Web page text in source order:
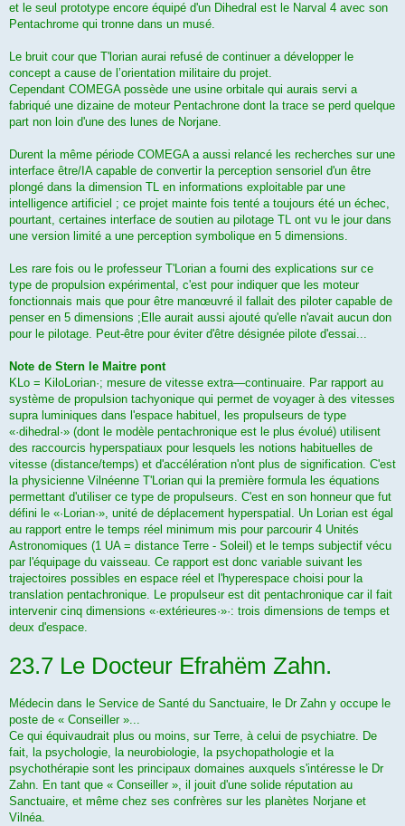
et le seul prototype encore équipé d'un Dihedral est le Narval 4 avec son
Pentachrome qui tronne dans un musé.
Le bruit cour que T'lorian aurai refusé de continuer a développer le
concept a cause de l’orientation militaire du projet.
Cependant COMEGA possède une usine orbitale qui aurais servi a
fabriqué une dizaine de moteur Pentachrone dont la trace se perd quelque
part non loin d'une des lunes de Norjane.
Durent la même période COMEGA a aussi relancé les recherches sur une
interface être/IA capable de convertir la perception sensoriel d'un être
plongé dans la dimension TL en informations exploitable par une
intelligence artificiel ; ce projet mainte fois tenté a toujours été un échec,
pourtant, certaines interface de soutien au pilotage TL ont vu le jour dans
une version limité a une perception symbolique en 5 dimensions.
Les rare fois ou le professeur T'Lorian a fourni des explications sur ce
type de propulsion expérimental, c'est pour indiquer que les moteur
fonctionnais mais que pour être manœuvré il fallait des piloter capable de
penser en 5 dimensions ;Elle aurait aussi ajouté qu'elle n'avait aucun don
pour le pilotage. Peut-être pour éviter d'être désignée pilote d'essai...
Note de Stern le Maitre pont
KLo = KiloLorian·; mesure de vitesse ex­tra—continuaire. Par rapport au
système de propulsion tachyonique qui permet de voyager à des vitesses
supra luminiques dans l'espace habituel, les propulseurs de type
«·dihedral·» (dont le modèle penta­chronique est le plus évolué) utilisent
des raccourcis hyperspatiaux pour lesquels les notions habituelles de
vitesse (dis­tance/temps) et d'accélération n'ont plus de signification. C'est
la physicienne Vilnéenne T'Lorian qui la première formula les équations
permettant d'utiliser ce type de propulseurs. C'est en son honneur que fut
défini le «·Lorian·», unité de déplacement hyperspatial. Un Lorian est égal
au rap­port entre le temps réel minimum mis pour parcourir 4 Unités
Astronomiques (1 UA = distance Terre - Soleil) et le temps subjectif vécu
par l'équipage du vaisseau. Ce rapport est donc variable suivant les
trajectoires possibles en espace réel et l'hyperespace choisi pour la
translation pentachronique. Le propul­seur est dit pentachronique car il fait
intervenir cinq dimensions «·extérieures·»·: trois dimensions de temps et
deux d'es­pace.
23.7 Le Docteur Efrahëm Zahn.
Médecin dans le Service de Santé du Sanctuaire, le Dr Zahn y occupe le
poste de « Conseiller »...
Ce qui équivaudrait plus ou moins, sur Terre, à celui de psychiatre. De
fait, la psychologie, la neurobiologie, la psychopathologie et la
psychothérapie sont les principaux domaines auxquels s'intéresse le Dr
Zahn. En tant que « Conseiller », il jouit d'une solide réputation au
Sanctuaire, et même chez ses confrères sur les planètes Norjane et
Vilnéa.